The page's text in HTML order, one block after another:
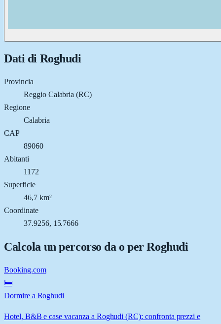
Dati di Roghudi
Provincia
Reggio Calabria (RC)
Regione
Calabria
CAP
89060
Abitanti
1172
Superficie
46,7 km²
Coordinate
37.9256, 15.7666
Calcola un percorso da o perRoghudi
Booking.com
🛏️
Dormire a Roghudi
Hotel, B&B e case vacanza a Roghudi (RC): confronta prezzi e